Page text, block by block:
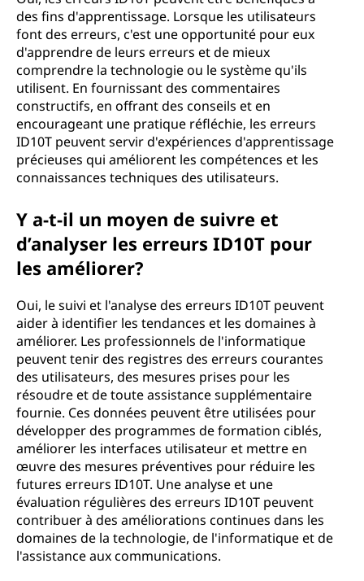
des fins d'apprentissage. Lorsque les utilisateurs
font des erreurs, c'est une opportunité pour eux
d'apprendre de leurs erreurs et de mieux
comprendre la technologie ou le système qu'ils
utilisent. En fournissant des commentaires
constructifs, en offrant des conseils et en
encourageant une pratique réfléchie, les erreurs
ID10T peuvent servir d'expériences d'apprentissage
précieuses qui améliorent les compétences et les
connaissances techniques des utilisateurs.
Y a-t-il un moyen de suivre et
d’analyser les erreurs ID10T pour
les améliorer?
Oui, le suivi et l'analyse des erreurs ID10T peuvent
aider à identifier les tendances et les domaines à
améliorer. Les professionnels de l'informatique
peuvent tenir des registres des erreurs courantes
des utilisateurs, des mesures prises pour les
résoudre et de toute assistance supplémentaire
fournie. Ces données peuvent être utilisées pour
développer des programmes de formation ciblés,
améliorer les interfaces utilisateur et mettre en
œuvre des mesures préventives pour réduire les
futures erreurs ID10T. Une analyse et une
évaluation régulières des erreurs ID10T peuvent
contribuer à des améliorations continues dans les
domaines de la technologie, de l'informatique et de
l'assistance aux communications.